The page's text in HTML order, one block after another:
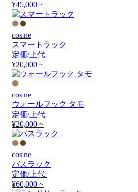
¥45,000 ~
cosine
スマートラック
定価/上代:
¥20,000 ~
cosine
ウォールフック タモ
定価/上代:
¥20,000 ~
cosine
バスラック
定価/上代:
¥60,000 ~